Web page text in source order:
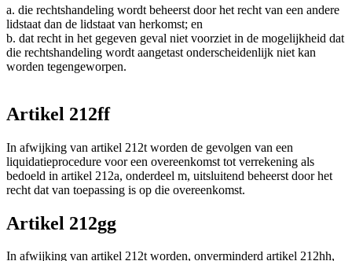
a. die rechtshandeling wordt beheerst door het recht van een andere
lidstaat dan de lidstaat van herkomst; en
b. dat recht in het gegeven geval niet voorziet in de mogelijkheid dat
die rechtshandeling wordt aangetast onderscheidenlijk niet kan
worden tegengeworpen.
Artikel 212ff
In afwijking van artikel 212t worden de gevolgen van een
liquidatieprocedure voor een overeenkomst tot verrekening als
bedoeld in artikel 212a, onderdeel m, uitsluitend beheerst door het
recht dat van toepassing is op die overeenkomst.
Artikel 212gg
In afwijking van artikel 212t worden, onverminderd artikel 212hh,